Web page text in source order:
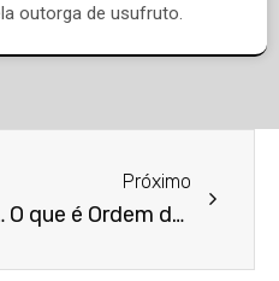
outorga de usufruto.
Mérito?
Próximo
O que é Ordem dos Advogados do Brasil (OAB)?